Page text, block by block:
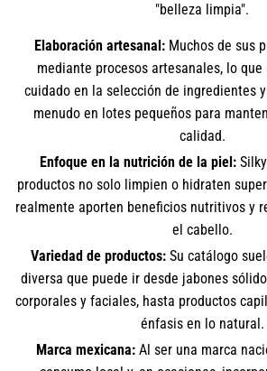
"belleza limpia".
Elaboración artesanal: Muchos de sus
mediante procesos artesanales, lo
cuidado en la selección de ingredientes
menudo en lotes pequeños para
calidad.
Enfoque en la nutrición de la piel:
productos no solo limpien o hidraten
realmente aporten beneficios nutritivos y
el cabello.
Variedad de productos:Su catálogo
diversa que puede ir desde jabones
corporales y faciales, hasta productos
énfasis en lo natural.
Marca mexicana:Al ser una marca